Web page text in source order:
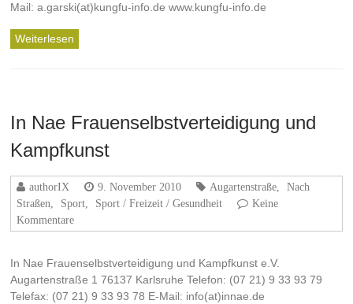
Mail: a.garski(at)kungfu-info.de www.kungfu-info.de
Weiterlesen
In Nae Frauenselbstverteidigung und
Kampfkunst
authorIX 9. November 2010 Augartenstraße
Nach
Straßen
Sport Sport / Freizeit / Gesundheit
Keine
Kommentare
In Nae Frauenselbstverteidigung und Kampfkunst e.V.
Augartenstraße 1 76137 Karlsruhe Telefon: (07 21) 9 33 93 79
Telefax: (07 21) 9 33 93 78 E-Mail: info(at)innae.de